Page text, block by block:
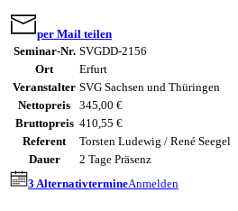
per Mail teilen
Seminar-Nr. SVGDD-2156
Ort
Erfurt
Veranstalter SVG Sachsen und Thüringen
Nettopreis
345,00 €
Bruttopreis 410,55 €
Referent
Torsten Ludewig / René Seegel
Dauer
2 Tage Präsenz
3 AlternativtermineAnmelden